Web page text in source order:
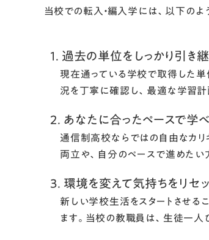
当校での転入・編入学には、以下のよ
1. 過去の単位をしっかり引き
現在通っている学校で取得した
況を丁寧に確認し、最適な学習計
2. あなたに合ったペースで学
通信制高校ならではの自由なカリ
両立や、自分のペースで進めた
3. 環境を変えて気持ちをリセ
新しい学校生活をスタートさせる
ます。当校の教職員は、生徒一人